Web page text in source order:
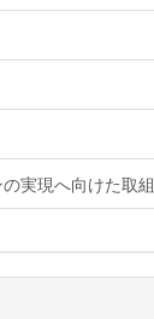
実現へ向けた取組